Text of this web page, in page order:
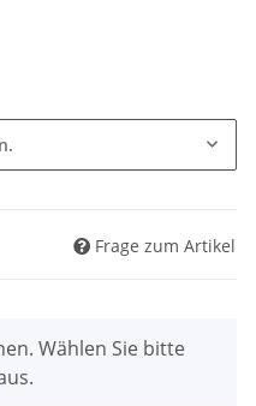
Frage zum Artikel
Wählen Sie bitte